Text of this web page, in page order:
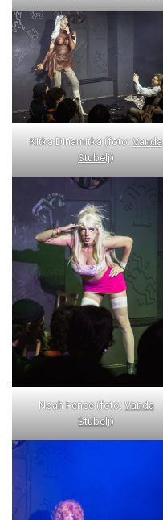
Kitka Dinamitka (foto: Vanda
Stubelj)
Noah Fence (foto: Vanda
Stubelj)